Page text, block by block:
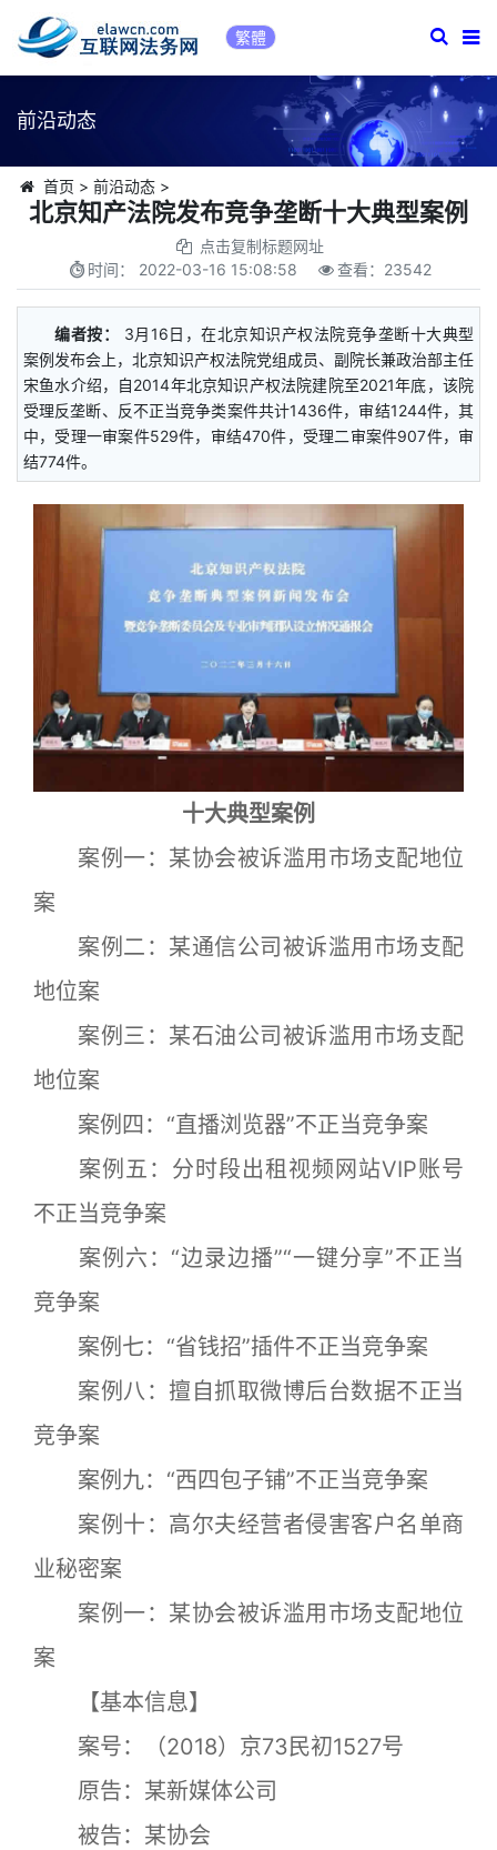
繁體
前沿动态
首页 > 前沿动态>
北京知产法院发布竞争垄断十大典型案例
点击复制标题网址
时间： 2022-03-16 15:08:58 查看： 23542
编者按：
3月16日，在北京知识产权法院竞争垄断十大典型
案例发布会上，北京知识产权法院党组成员、副院长兼政治部主任
宋鱼水介绍，自2014年北京知识产权法院建院至2021年底，该院
受理反垄断、反不正当竞争类案件共计1436件，审结1244件，其
中，受理一审案件529件，审结470件，受理二审案件907件，审
结774件。
十大典型案例
案例一：某协会被诉滥用市场支配地位
案
案例二：某通信公司被诉滥用市场支配
地位案
案例三：某石油公司被诉滥用市场支配
地位案
案例四：“直播浏览器”不正当竞争案
案例五：分时段出租视频网站VIP账号
不正当竞争案
案例六：“边录边播”“一键分享”不正当
竞争案
案例七：“省钱招”插件不正当竞争案
案例八：擅自抓取微博后台数据不正当
竞争案
案例九：“西四包子铺”不正当竞争案
案例十：高尔夫经营者侵害客户名单商
业秘密案
案例一：某协会被诉滥用市场支配地位
案
【基本信息】
案号：（2018）京73民初1527号
原告：某新媒体公司
被告：某协会